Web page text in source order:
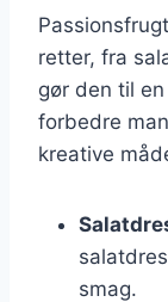
retter, fra
gør den til
forbedre
kreative
smag.